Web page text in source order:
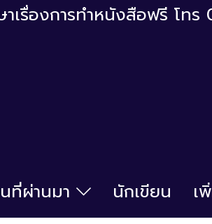
เรื่องการทำหนังสือฟรี โท
ที่ผ่านมา นักเขียน เ